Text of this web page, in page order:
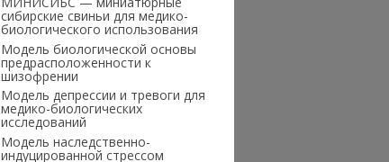
сибирские свиньи для медико-
биологического использования
Модель биологической основы
предрасположенности к
шизофрении
Модель депрессии и тревоги для
медико-биологических
исследований
Модель наследственно-
индуцированной стрессом